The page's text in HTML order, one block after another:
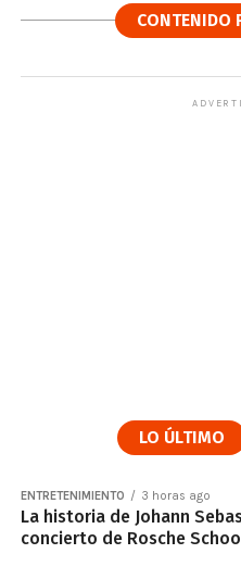
CONTENIDO
LO ÚLTIMO
ENTRETENIMIENTO 3 horas ago
La historia de Johann
concierto de Rosche